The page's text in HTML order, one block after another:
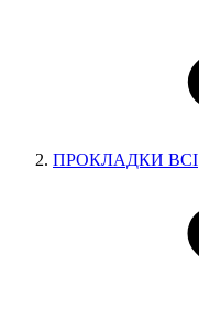
ПРОКЛАДКИ ВСІ